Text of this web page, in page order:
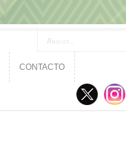
CONTACTO